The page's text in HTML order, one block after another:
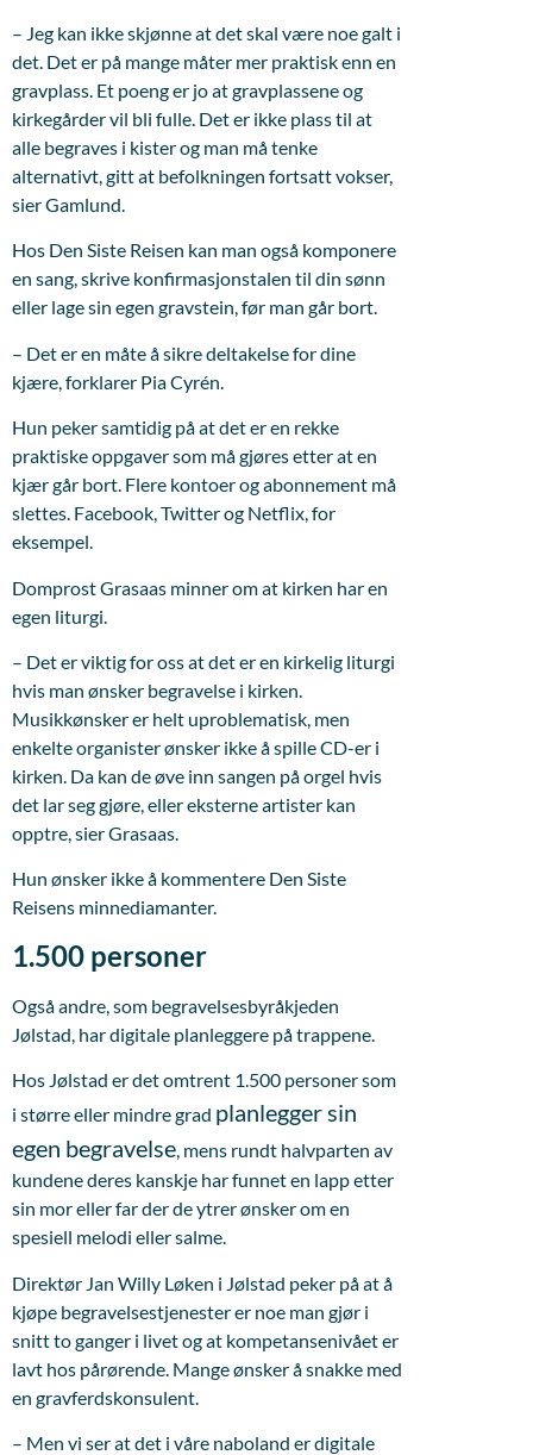
– Jeg kan ikke skjønne at det skal være noe galt i
det. Det er på mange måter mer praktisk enn en
gravplass. Et poeng er jo at gravplassene og
kirkegårder vil bli fulle. Det er ikke plass til at
alle begraves i kister og man må tenke
alternativt, gitt at befolkningen fortsatt vokser,
sier Gamlund.
Hos Den Siste Reisen kan man også komponere
en sang, skrive konfirmasjonstalen til din sønn
eller lage sin egen gravstein, før man går bort.
– Det er en måte å sikre deltakelse for dine
kjære, forklarer Pia Cyrén.
Hun peker samtidig på at det er en rekke
praktiske oppgaver som må gjøres etter at en
kjær går bort. Flere kontoer og abonnement må
slettes. Facebook, Twitter og Netflix, for
eksempel.
Domprost Grasaas minner om at kirken har en
egen liturgi.
– Det er viktig for oss at det er en kirkelig liturgi
hvis man ønsker begravelse i kirken.
Musikkønsker er helt uproblematisk, men
enkelte organister ønsker ikke å spille CD-er i
kirken. Da kan de øve inn sangen på orgel hvis
det lar seg gjøre, eller eksterne artister kan
opptre, sier Grasaas.
Hun ønsker ikke å kommentere Den Siste
Reisens minnediamanter.
1.500 personer
Også andre, som begravelsesbyråkjeden
Jølstad, har digitale planleggere på trappene.
Hos Jølstad er det omtrent 1.500 personer som
i større eller mindre grad planlegger sin
egen begravelse, mens rundt halvparten av
kundene deres kanskje har funnet en lapp etter
sin mor eller far der de ytrer ønsker om en
spesiell melodi eller salme.
Direktør Jan Willy Løken i Jølstad peker på at å
kjøpe begravelsestjenester er noe man gjør i
snitt to ganger i livet og at kompetansenivået er
lavt hos pårørende. Mange ønsker å snakke med
en gravferdskonsulent.
– Men vi ser at det i våre naboland er digitale